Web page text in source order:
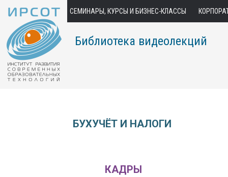
СЕМИНАРЫ, КУРСЫ И БИЗНЕС-КЛАССЫ
Библиотека видеолекций
БУХУЧЁТ И НАЛОГИ
КАДРЫ